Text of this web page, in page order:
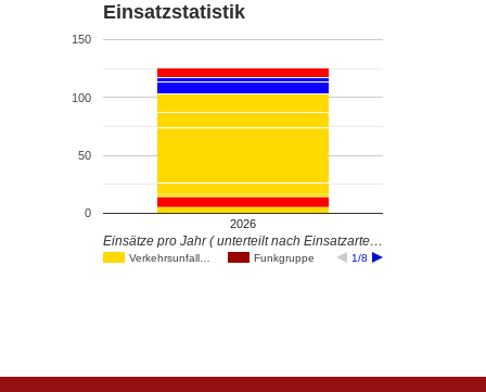
Einsatzstatistik
Verkehrsunfall… Funkgruppe 1/8
2026
0
50
100
150
Einsätze pro Jahr ( unterteilt nach Einsatzarte…